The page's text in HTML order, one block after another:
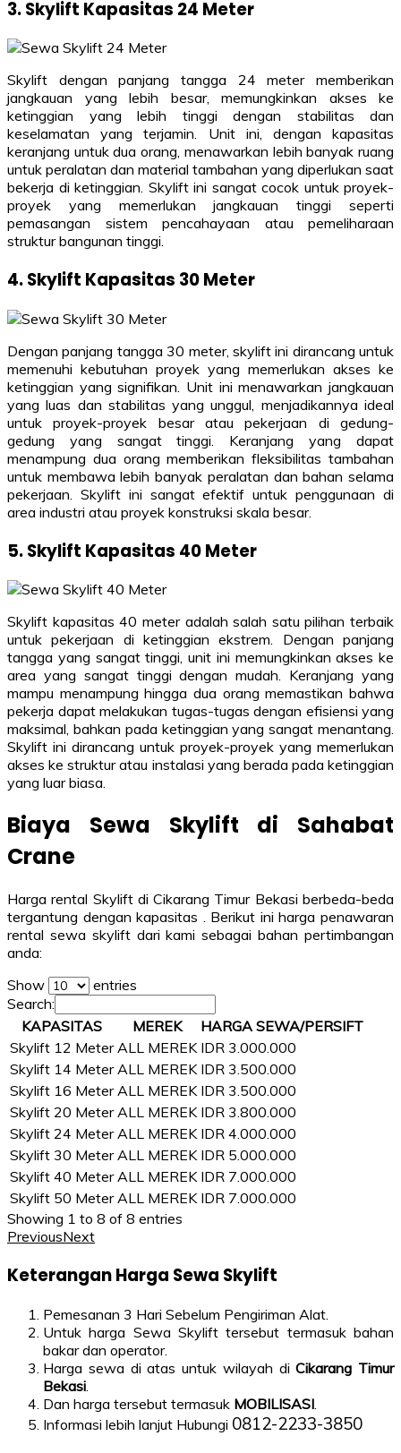
3. Skylift Kapasitas 24 Meter
Skylift dengan panjang tangga 24 meter memberikan
jangkauan yang lebih besar, memungkinkan akses ke
ketinggian yang lebih tinggi dengan stabilitas dan
keselamatan yang terjamin. Unit ini, dengan kapasitas
keranjang untuk dua orang, menawarkan lebih banyak ruang
untuk peralatan dan material tambahan yang diperlukan saat
bekerja di ketinggian. Skylift ini sangat cocok untuk proyek-
proyek yang memerlukan jangkauan tinggi seperti
pemasangan sistem pencahayaan atau pemeliharaan
struktur bangunan tinggi.
4. Skylift Kapasitas 30 Meter
Dengan panjang tangga 30 meter, skylift ini dirancang untuk
memenuhi kebutuhan proyek yang memerlukan akses ke
ketinggian yang signifikan. Unit ini menawarkan jangkauan
yang luas dan stabilitas yang unggul, menjadikannya ideal
untuk proyek-proyek besar atau pekerjaan di gedung-
gedung yang sangat tinggi. Keranjang yang dapat
menampung dua orang memberikan fleksibilitas tambahan
untuk membawa lebih banyak peralatan dan bahan selama
pekerjaan. Skylift ini sangat efektif untuk penggunaan di
area industri atau proyek konstruksi skala besar.
5. Skylift Kapasitas 40 Meter
Skylift kapasitas 40 meter adalah salah satu pilihan terbaik
untuk pekerjaan di ketinggian ekstrem. Dengan panjang
tangga yang sangat tinggi, unit ini memungkinkan akses ke
area yang sangat tinggi dengan mudah. Keranjang yang
mampu menampung hingga dua orang memastikan bahwa
pekerja dapat melakukan tugas-tugas dengan efisiensi yang
maksimal, bahkan pada ketinggian yang sangat menantang.
Skylift ini dirancang untuk proyek-proyek yang memerlukan
akses ke struktur atau instalasi yang berada pada ketinggian
yang luar biasa.
Biaya Sewa Skylift di Sahabat
Crane
Harga rental Skylift di Cikarang Timur Bekasi berbeda-beda
tergantung dengan kapasitas . Berikut ini harga penawaran
rental sewa skylift dari kami sebagai bahan pertimbangan
anda:
Show
entries
Search:
KAPASITAS
MEREK
HARGA SEWA/PERSIFT
Skylift 12 Meter ALL MEREK IDR 3.000.000
Skylift 14 Meter ALL MEREK IDR 3.500.000
Skylift 16 Meter ALL MEREK IDR 3.500.000
Skylift 20 Meter ALL MEREK IDR 3.800.000
Skylift 24 Meter ALL MEREK IDR 4.000.000
Skylift 30 Meter ALL MEREK IDR 5.000.000
Skylift 40 Meter ALL MEREK IDR 7.000.000
Skylift 50 Meter ALL MEREK IDR 7.000.000
Showing 1 to 8 of 8 entries
PreviousNext
Keterangan Harga Sewa Skylift
Pemesanan 3 Hari Sebelum Pengiriman Alat.
Untuk harga Sewa Skylift tersebut termasuk bahan
bakar dan operator.
Harga sewa di atas untuk wilayah diCikarang Timur
Bekasi
Dan harga tersebut termasuk MOBILISASI
Informasi lebih lanjut Hubungi 0812-2233-3850